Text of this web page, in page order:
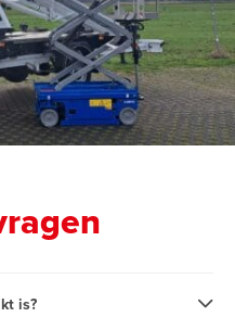
is?